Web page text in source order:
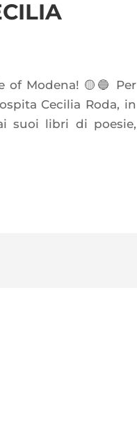
of Modena! 🟡🔵 Per
Cecilia Roda, in
suoi libri di poesie,